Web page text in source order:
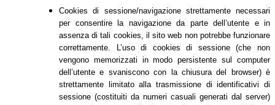
Cookies di sessione/navigazione strettamente necessari
per consentire la navigazione da parte dell’utente e in
assenza di tali cookies, il sito web non potrebbe funzionare
correttamente. L’uso di cookies di sessione (che non
vengono memorizzati in modo persistente sul computer
dell’utente e svaniscono con la chiusura del browser) è
strettamente limitato alla trasmissione di identificativi di
sessione (costituiti da numeri casuali generati dal server)